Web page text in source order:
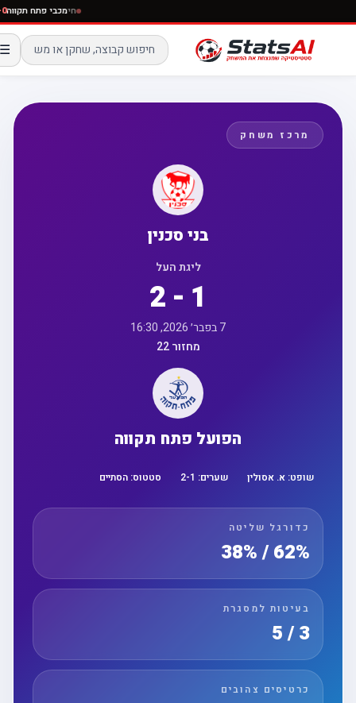
חימכבי פתח
☰
מרכז משחק
בני סכנין
ליגת העל
2 - 1
מחזור 22
הפועל פתח תקווה
שופט:א. אסולין שערים: 2 -1 סטטוס:הסתיים
כדורגל שליטה
62% / 38%
בעיטות למסגרת
3 / 5
כרטיסים צהובים